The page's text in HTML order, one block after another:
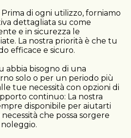
Prima di ogni utilizzo, forniamo
dettagliata su come
e in sicurezza le
La nostra priorità è che tu
efficace e sicuro.
abbia bisogno di una
solo o per un periodo più
tue necessità con opzioni di
continuo: La nostra
disponibile per aiutarti
che possa sorgere